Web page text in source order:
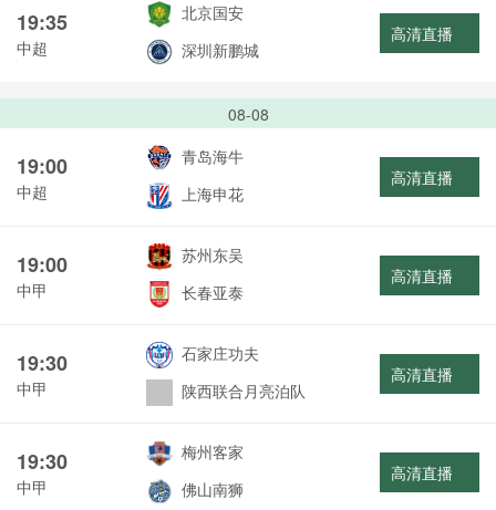
19:35
中超
北京国安
深圳新鹏城
高清直播
08-08
19:00
中超
青岛海牛
上海申花
高清直播
19:00
中甲
苏州东吴
长春亚泰
高清直播
19:30
中甲
石家庄功夫
陕西联合月亮泊队
高清直播
19:30
中甲
梅州客家
佛山南狮
高清直播